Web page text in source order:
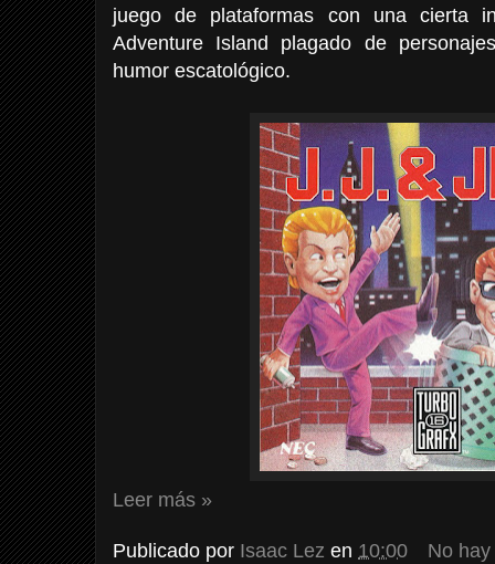
juego de plataformas con una cierta
Adventure Island plagado de
humor escatológico.
Leer más »
Publicado por Isaac Lez en 10:00 No